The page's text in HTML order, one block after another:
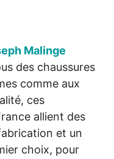
Malinge
des chaussures
comme aux
ces
allient des
et un
choix, pour